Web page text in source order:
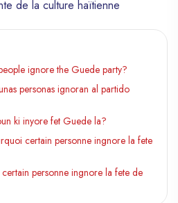
de la culture haïtienne
ignore the Guede party?
personas ignoran al partido
ki inyore fet Guede la?
certain personne ingnore la fete
personne ingnore la fete de